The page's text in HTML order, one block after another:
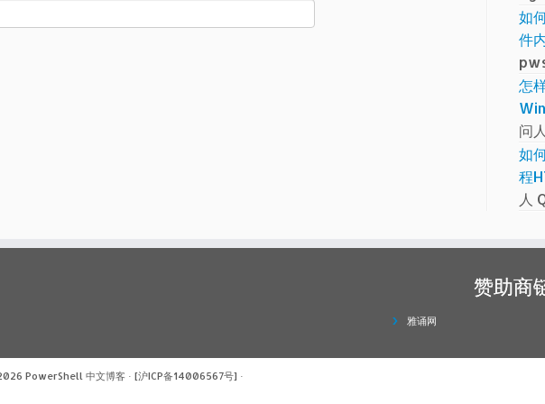
如
件
怎
问
如
程
人
赞助商
雅诵网
PowerShell 中文博客 · [沪ICP备14006567号] ·